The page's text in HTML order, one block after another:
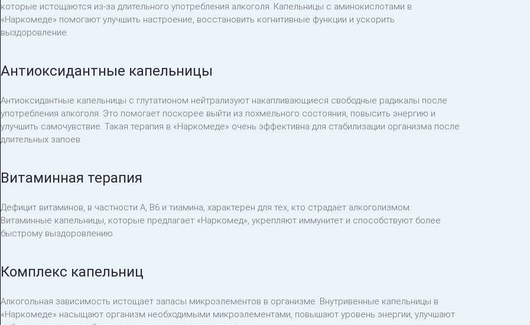
которые истощаются из-за длительного употребления алкоголя. Капельницы с аминокислотами в
«Наркомеде» помогают улучшить настроение, восстановить когнитивные функции и ускорить
выздоровление.
Антиоксидантные капельницы
Антиоксидантные капельницы с глутатионом нейтрализуют накапливающиеся свободные радикалы после
употребления алкоголя. Это помогает поскорее выйти из похмельного состояния, повысить энергию и
улучшить самочувствие. Такая терапия в «Наркомеде» очень эффективна для стабилизации организма после
длительных запоев.
Витаминная терапия
Дефицит витаминов, в частности A, B6 и тиамина, характерен для тех, кто страдает алкоголизмом.
Витаминные капельницы, которые предлагает «Наркомед», укрепляют иммунитет и способствуют более
быстрому выздоровлению.
Комплекс капельниц
Алкогольная зависимость истощает запасы микроэлементов в организме. Внутривенные капельницы в
«Наркомеде» насыщают организм необходимыми микроэлементами, повышают уровень энергии, улучшают